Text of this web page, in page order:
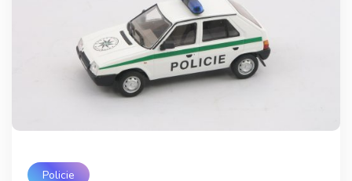
Policie